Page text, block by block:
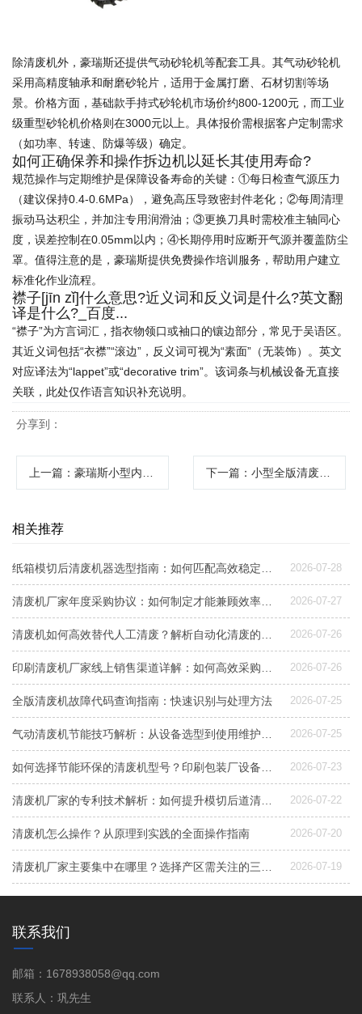
除清废机外，豪瑞斯还提供气动砂轮机等配套工具。其气动砂轮机
采用高精度轴承和耐磨砂轮片，适用于金属打磨、石材切割等场
景。价格方面，基础款手持式砂轮机市场价约800-1200元，而工业
级重型砂轮机价格则在3000元以上。具体报价需根据客户定制需求
（如功率、转速、防爆等级）确定。
如何正确保养和操作拆边机以延长其使用寿命?
规范操作与定期维护是保障设备寿命的关键：①每日检查气源压力
（建议保持0.4-0.6MPa），避免高压导致密封件老化；②每周清理
振动马达积尘，并加注专用润滑油；③更换刀具时需校准主轴同心
度，误差控制在0.05mm以内；④长期停用时应断开气源并覆盖防尘
罩。值得注意的是，豪瑞斯提供免费操作培训服务，帮助用户建立
标准化作业流程。
襟子[jīn zǐ]什么意思?近义词和反义词是什么?英文翻
译是什么?_百度...
“襟子”为方言词汇，指衣物领口或袖口的镶边部分，常见于吴语区。
其近义词包括“衣襟”“滚边”，反义词可视为“素面”（无装饰）。英文
对应译法为“lappet”或“decorative trim”。该词条与机械设备无直接
关联，此处仅作语言知识补充说明。
分享到：
上一篇 ：豪瑞斯小型内孔清废机高效精准清理解决方案 下一篇 ：小型全版清废机：高效清理，助力生产
相关推荐
2026-07-28
2026-07-27
2026-07-26
2026-07-26
全版清废机故障代码查询指南：快速识别与处理方法 2026-07-25
2026-07-25
2026-07-23
2026-07-22
清废机怎么操作？从原理到实践的全面操作指南 2026-07-20
2026-07-19
联系我们
邮箱：1678938058@qq.com
联系人：巩先生